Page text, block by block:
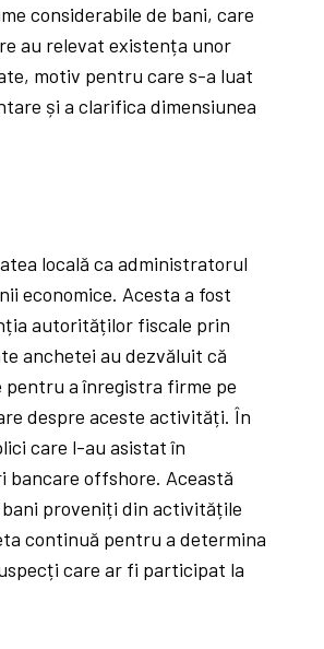
considerabile de bani, care
au relevat existența unor
motiv pentru care s-a luat
și a clarifica dimensiunea
locală ca administratorul
economice. Acesta a fost
autorităților fiscale prin
anchetei au dezvăluit că
a înregistra firme pe
despre aceste activități. În
care l-au asistat în
bancare offshore. Această
proveniți din activitățile
continuă pentru a determina
care ar fi participat la